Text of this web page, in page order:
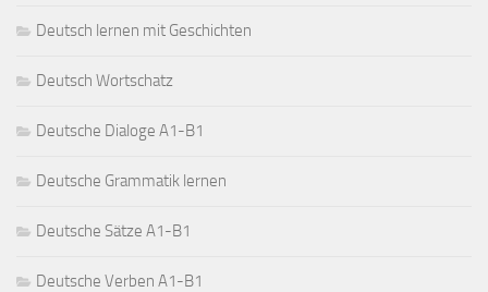
Deutsch lernen mit Geschichten
Deutsch Wortschatz
Deutsche Dialoge A1-B1
Deutsche Grammatik lernen
Deutsche Sätze A1-B1
Deutsche Verben A1-B1